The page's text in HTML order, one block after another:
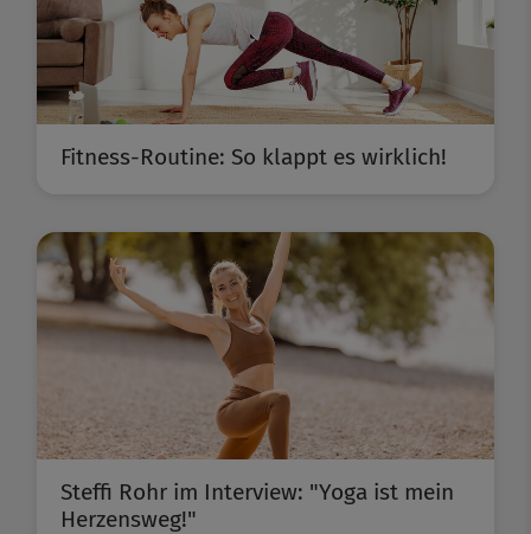
Fitness-Routine: So klappt es wirklich!
Steffi Rohr im Interview: "Yoga ist mein
Herzensweg!"